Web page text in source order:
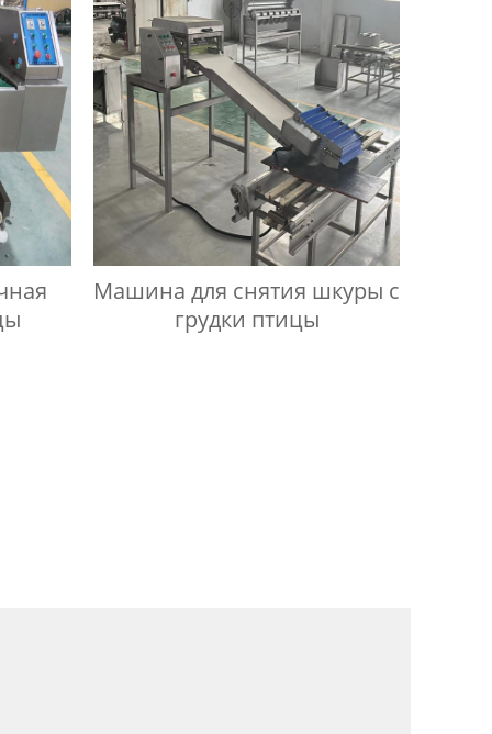
Машина для снятия шкуры с
грудки птицы